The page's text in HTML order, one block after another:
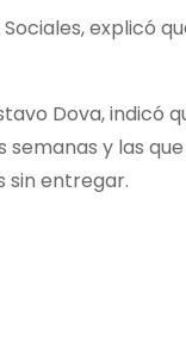
explicó
Dova,
y las
sin entregar.